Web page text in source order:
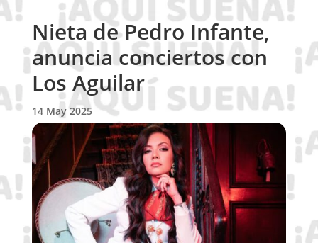
Nieta de Pedro Infante,
anuncia conciertos con
Los Aguilar
14 May 2025